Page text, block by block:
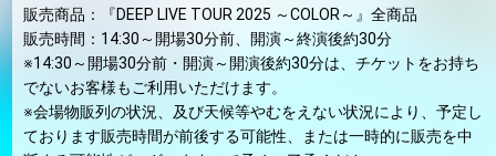
販売商品：『DEEP LIVE TOUR 2025 ～COLOR～』全商品
販売時間：14:30～開場30分前、開演～終演後約30分
※14:30～開場30分前・開演～開演後約30分は、チケットをお持ち
でないお客様もご利用いただけます。
※会場物販列の状況、及び天候等やむをえない状況により、予定し
ております販売時間が前後する可能性、または一時的に販売を中